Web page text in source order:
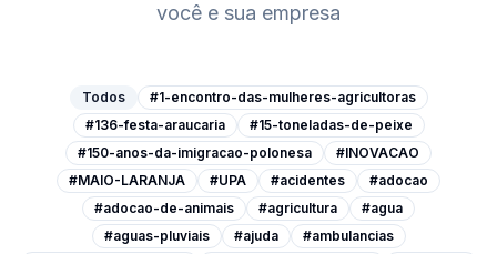
você e sua empresa
Todos
#1-encontro-das-mulheres-agricultoras
#136-festa-araucaria
#15-toneladas-de-peixe
#150-anos-da-imigracao-polonesa
#INOVACAO
#MAIO-LARANJA
#UPA #acidentes
#adocao
#adocao-de-animais
#agricultura
#agua
#aguas-pluviais
#ajuda
#ambulancias